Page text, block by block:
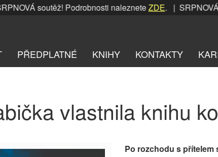
soutěž! Podrobnosti nalezneteZDE. | SRPNOVÁ
PŘEDPLATNÉ KNIHY KONTAKTY
vlastnila knihu
Po rozchodu s přítelem